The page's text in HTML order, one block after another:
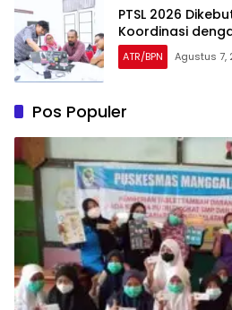
PTSL 2026
Koordinasi
ATR/BPN Agustus 7,
Pos Populer